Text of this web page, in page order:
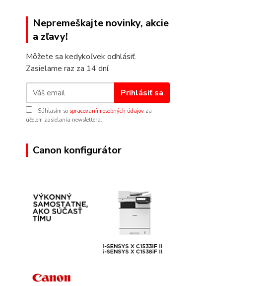
Nepremeškajte novinky, akcie
a zľavy!
Môžete sa kedykoľvek odhlásiť.
Zasielame raz za 14 dní.
Prihlásiť sa
Súhlasím so spracovaním osobných údajov za
účelom zasielania newslettera.
Canon konfigurátor